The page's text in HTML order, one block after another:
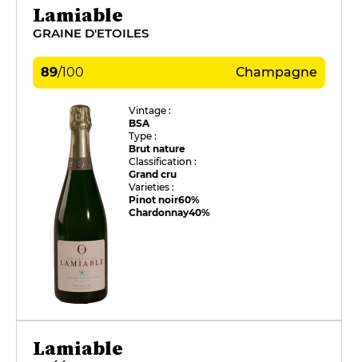
Lamiable
GRAINE D'ETOILES
89/100 Champagne
Vintage :
BSA
Type :
Brut nature
Classification :
Grand cru
Varieties :
Pinot noir60%
Chardonnay40%
Lamiable